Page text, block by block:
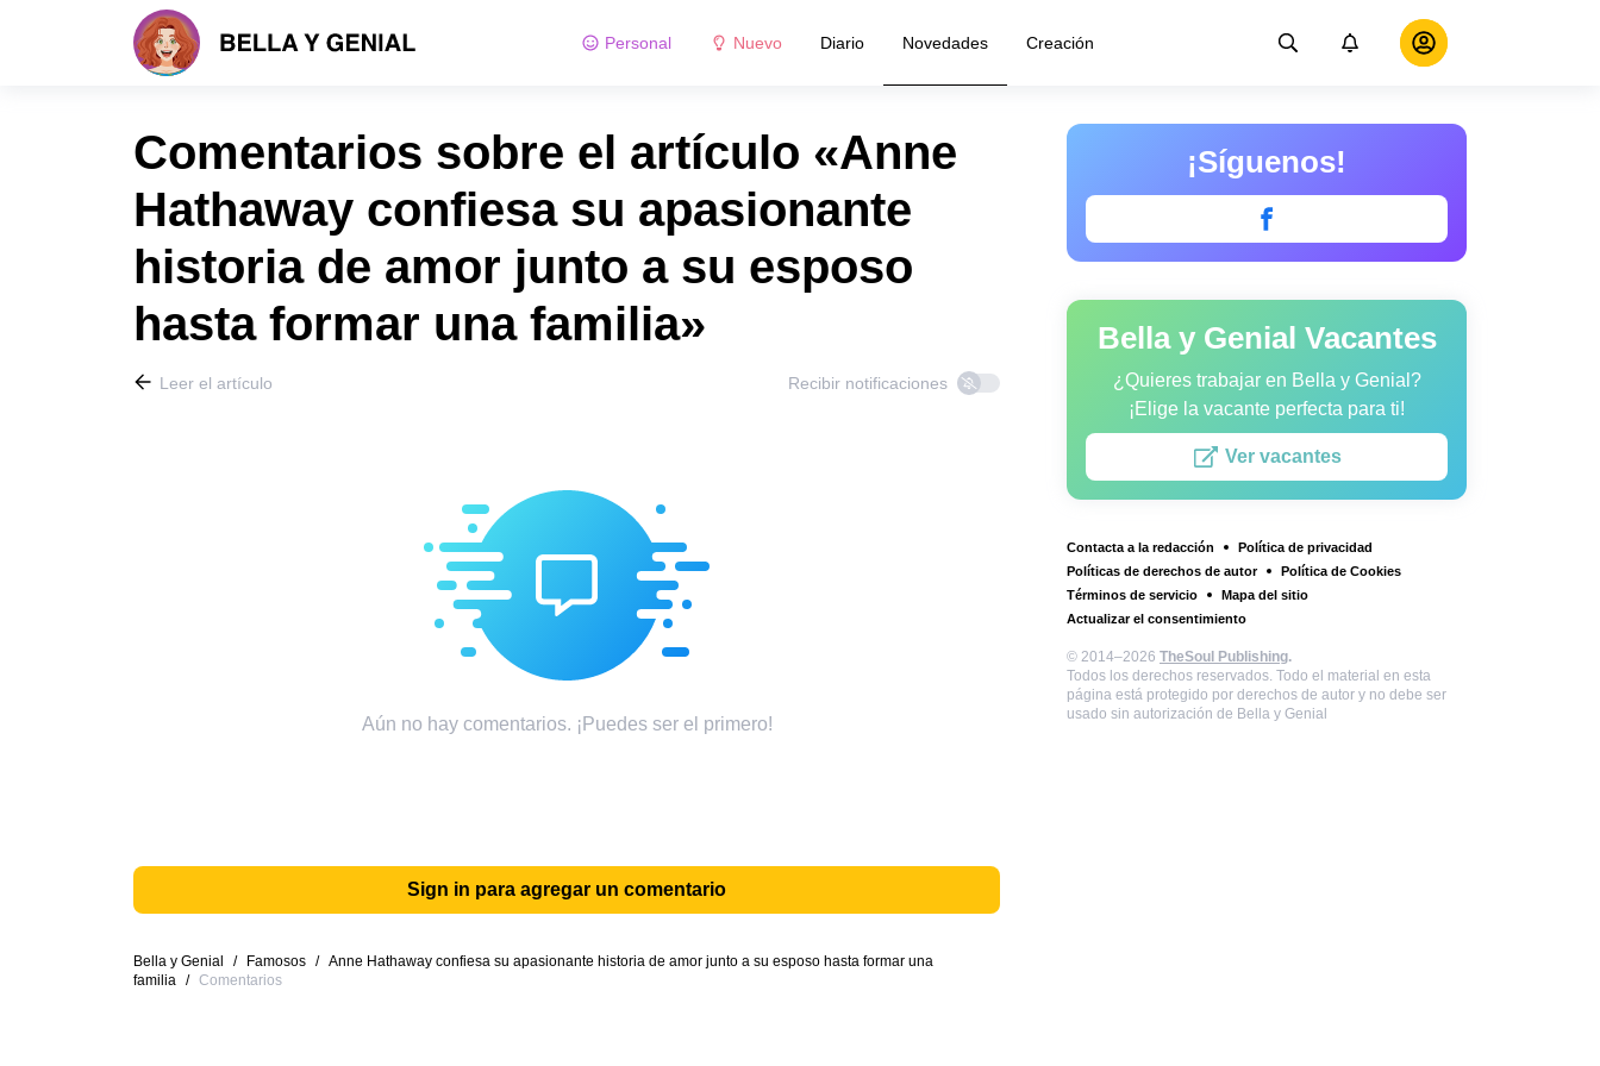
Personal Nuevo Diario Novedades Creación
¡Síguenos!
Bella y Genial Vacantes
¿Quieres trabajar en Bella y Genial?
¡Elige la vacante perfecta para ti!
Ver vacantes
Contacta a la redacción
Política de privacidad
Políticas de derechos de autor
Política de Cookies
Términos de servicio
Mapa del sitio
Actualizar el consentimiento
© 2014–2026 TheSoul Publishing.
Todos los derechos reservados. Todo el material en esta
página está protegido por derechos de autor y no debe ser
usado sin autorización de Bella y Genial
Comentarios sobre el artículo «Anne
Hathaway confiesa su apasionante
historia de amor junto a su esposo
hasta formar una familia»
Leer el artículo Recibir notificaciones
Aún no hay comentarios. ¡Puedes ser el primero!
Sign in para agregar un comentario
Bella y Genial / Famosos / Anne Hathaway confiesa su apasionante historia de amor junto a su esposo hasta formar una
familia / Comentarios